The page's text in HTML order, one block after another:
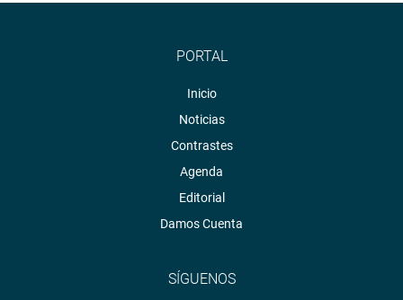
PORTAL
Inicio
Noticias
Contrastes
Agenda
Editorial
Damos Cuenta
SÍGUENOS